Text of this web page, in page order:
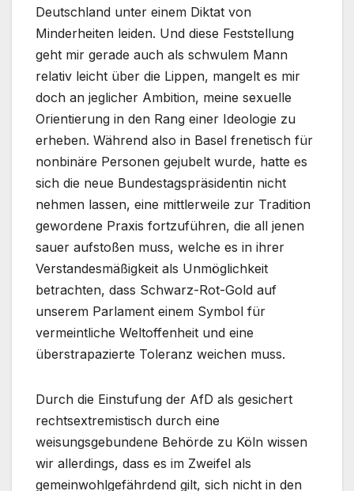
Deutschland unter einem Diktat von
Minderheiten leiden. Und diese Feststellung
geht mir gerade auch als schwulem Mann
relativ leicht über die Lippen, mangelt es mir
doch an jeglicher Ambition, meine sexuelle
Orientierung in den Rang einer Ideologie zu
erheben. Während also in Basel frenetisch für
nonbinäre Personen gejubelt wurde, hatte es
sich die neue Bundestagspräsidentin nicht
nehmen lassen, eine mittlerweile zur Tradition
gewordene Praxis fortzuführen, die all jenen
sauer aufstoßen muss, welche es in ihrer
Verstandesmäßigkeit als Unmöglichkeit
betrachten, dass Schwarz-Rot-Gold auf
unserem Parlament einem Symbol für
vermeintliche Weltoffenheit und eine
überstrapazierte Toleranz weichen muss.
Durch die Einstufung der AfD als gesichert
rechtsextremistisch durch eine
weisungsgebundene Behörde zu Köln wissen
wir allerdings, dass es im Zweifel als
gemeinwohlgefährdend gilt, sich nicht in den